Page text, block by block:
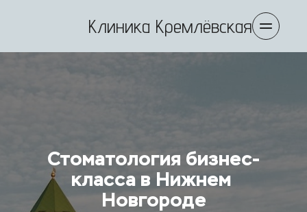
Клиника Кремлёвская
Стоматология бизнес-
класса в Нижнем
Новгороде